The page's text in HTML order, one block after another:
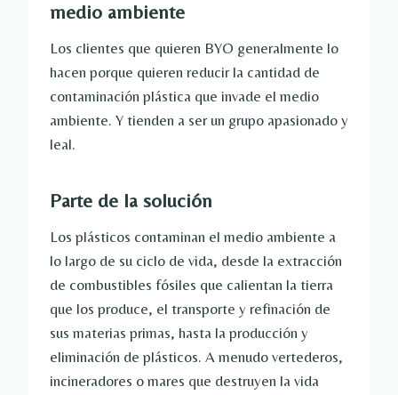
medio ambiente
Los clientes que quieren BYO generalmente lo
hacen porque quieren reducir la cantidad de
contaminación plástica que invade el medio
ambiente. Y tienden a ser un grupo apasionado y
leal.
Parte de la solución
Los plásticos contaminan el medio ambiente a
lo largo de su ciclo de vida, desde la extracción
de combustibles fósiles que calientan la tierra
que los produce, el transporte y refinación de
sus materias primas, hasta la producción y
eliminación de plásticos. A menudo vertederos,
incineradores o mares que destruyen la vida